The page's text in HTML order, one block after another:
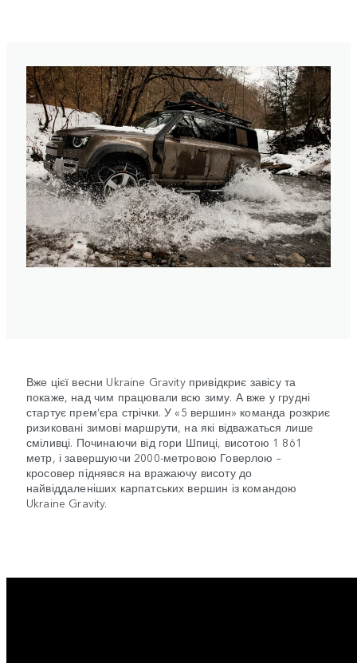
Вже цієї весни Ukraine Gravity привідкриє завісу та
покаже, над чим працювали всю зиму. А вже у грудні
стартує прем’єра стрічки. У «5 вершин» команда розкриє
ризиковані зимові маршрути, на які відважаться лише
сміливці. Починаючи від гори Шпиці, висотою 1 861
метр, і завершуючи 2000-метровою Говерлою –
кросовер піднявся на вражаючу висоту до
найвіддаленіших карпатських вершин із командою
Ukraine Gravity.